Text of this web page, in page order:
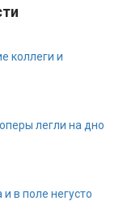
коллеги и
легли на дно
в поле негусто